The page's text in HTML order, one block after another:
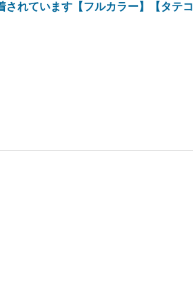
されています【フルカラー】【タテコ